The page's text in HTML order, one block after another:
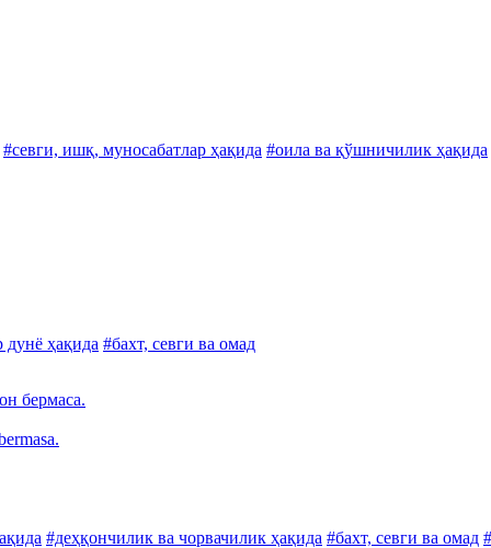
#севги, ишқ, муносабатлар ҳақида #оила ва қўшничилик ҳақида
дунё ҳақида #бахт, севги ва омад
бермаса.
#деҳқончилик ва чорвачилик ҳақида #бахт, севги ва омад